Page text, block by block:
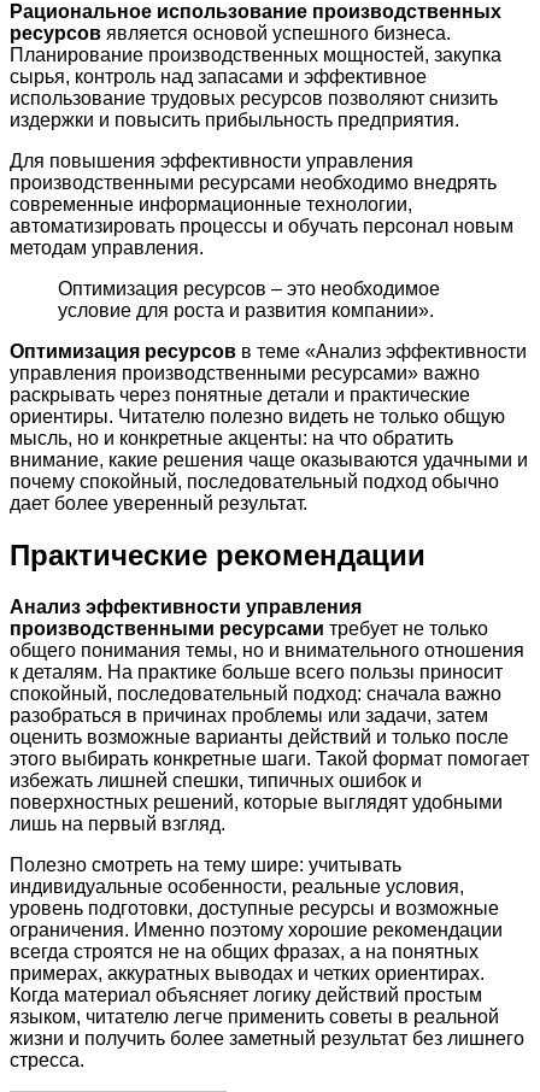
Рациональное использование производственных
ресурсов является основой успешного бизнеса.
Планирование производственных мощностей, закупка
сырья, контроль над запасами и эффективное
использование трудовых ресурсов позволяют снизить
издержки и повысить прибыльность предприятия.
Для повышения эффективности управления
производственными ресурсами необходимо внедрять
современные информационные технологии,
автоматизировать процессы и обучать персонал новым
методам управления.
Оптимизация ресурсов – это необходимое
условие для роста и развития компании».
Оптимизация ресурсов в теме «Анализ эффективности
управления производственными ресурсами» важно
раскрывать через понятные детали и практические
ориентиры. Читателю полезно видеть не только общую
мысль, но и конкретные акценты: на что обратить
внимание, какие решения чаще оказываются удачными и
почему спокойный, последовательный подход обычно
дает более уверенный результат.
Практические рекомендации
Анализ эффективности управления
производственными ресурсами требует не только
общего понимания темы, но и внимательного отношения
к деталям. На практике больше всего пользы приносит
спокойный, последовательный подход: сначала важно
разобраться в причинах проблемы или задачи, затем
оценить возможные варианты действий и только после
этого выбирать конкретные шаги. Такой формат помогает
избежать лишней спешки, типичных ошибок и
поверхностных решений, которые выглядят удобными
лишь на первый взгляд.
Полезно смотреть на тему шире: учитывать
индивидуальные особенности, реальные условия,
уровень подготовки, доступные ресурсы и возможные
ограничения. Именно поэтому хорошие рекомендации
всегда строятся не на общих фразах, а на понятных
примерах, аккуратных выводах и четких ориентирах.
Когда материал объясняет логику действий простым
языком, читателю легче применить советы в реальной
жизни и получить более заметный результат без лишнего
стресса.